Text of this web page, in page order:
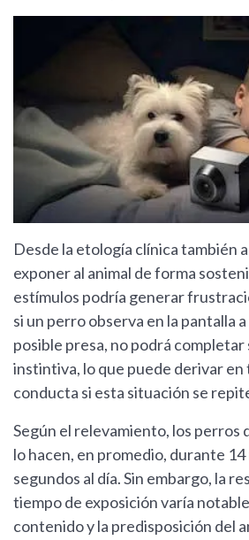
Desde la etología clínica también
exponer al animal de forma
estímulos podría generar
si un perro observa en la pantalla
posible presa, no podrá
instintiva, lo que puede derivar
conducta si esta situación se
Según el relevamiento, los perros
lo hacen, en promedio, durante
segundos al día. Sin embargo, la
tiempo de exposición varía
contenido y la predisposición del